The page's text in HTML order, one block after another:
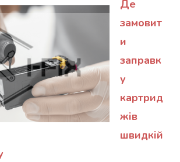
Де
замовит
и
заправк
у
картрид
жів
швидкій